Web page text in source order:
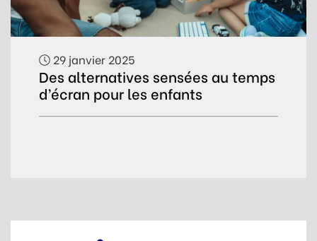
29 janvier 2025
Des alternatives sensées au temps
d’écran pour les enfants